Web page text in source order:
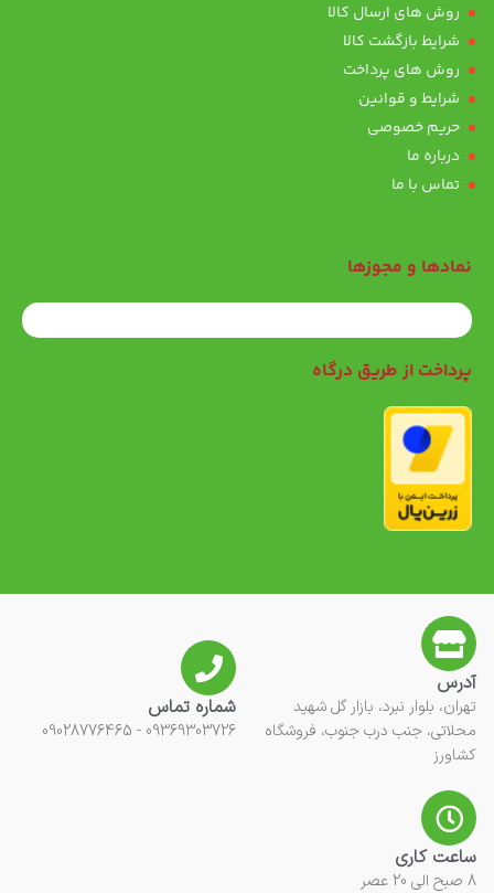
روش های ارسال کالا
شرایط بازگشت کالا
روش های پرداخت
شرایط و قوانین
حریم خصوصی
درباره ما
تماس با ما
نمادها و مجوزها
پرداخت از طریق درگاه
آدرس
تهران، بلوار نبرد، بازار گل شهید
محلاتی، جنب درب جنوب، فروشگاه
کشاورز
شماره تماس
09369303726 - 09028776465
ساعت کاری
8 صبح الی 20 عصر